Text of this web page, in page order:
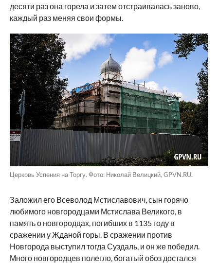
десяти раз она горела и затем отстраивалась заново,
каждый раз меняя свои формы.
Церковь Успения на Торгу. Фото: Николай Велицкий, GPVN.RU.
Заложил его Всеволод Мстиславович, сын горячо
любимого новгородцами Мстислава Великого, в
память о новгородцах, погибших в 1135 году в
сражении у Жданой горы. В сражении против
Новгорода выступил тогда Суздаль, и он же победил.
Много новгородцев полегло, богатый обоз достался